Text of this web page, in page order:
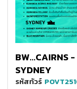
BW...CAIRNS
SYDNEY
รหัสทัวร์